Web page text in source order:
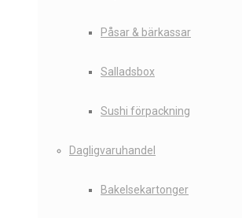
Påsar & bärkassar
Salladsbox
Sushi förpackning
Dagligvaruhandel
Bakelsekartonger